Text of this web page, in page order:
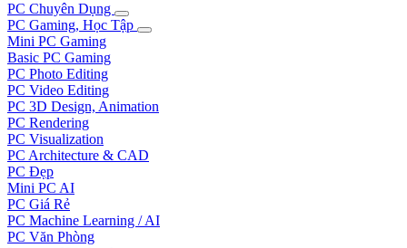
PC Chuyên Dụng
PC Gaming, Học Tập
Mini PC Gaming
Basic PC Gaming
PC Photo Editing
PC Video Editing
PC 3D Design, Animation
PC Rendering
PC Visualization
PC Architecture & CAD
PC Đẹp
Mini PC AI
PC Giá Rẻ
PC Machine Learning / AI
PC Văn Phòng